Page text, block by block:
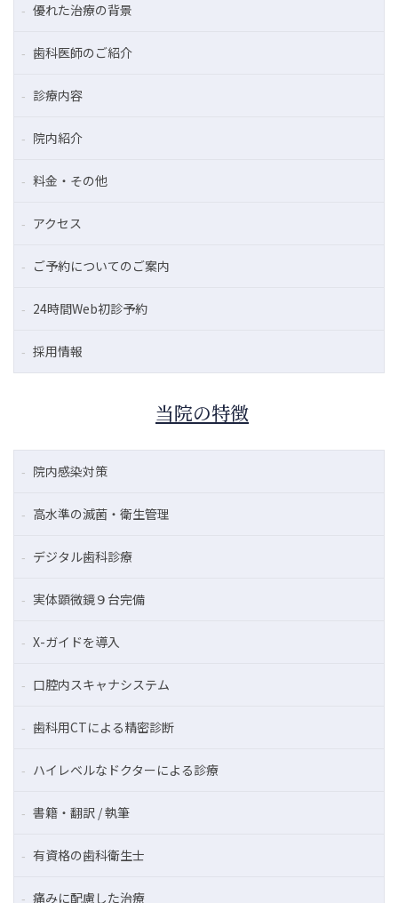
優れた治療の背景
歯科医師のご紹介
診療内容
院内紹介
料金・その他
アクセス
ご予約についてのご案内
24時間Web初診予約
採用情報
当院の特徴
院内感染対策
高水準の滅菌・衛生管理
デジタル歯科診療
実体顕微鏡９台完備
X-ガイドを導入
口腔内スキャナシステム
歯科用CTによる精密診断
ハイレベルなドクターによる診療
書籍・翻訳 / 執筆
有資格の歯科衛生士
痛みに配慮した治療